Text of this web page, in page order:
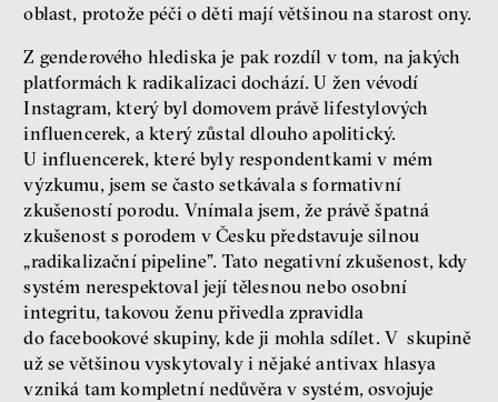
oblast, protože péči o děti mají většinou na starost ony.
Z genderového hlediska je pak rozdíl v tom, na jakých
platformách k radikalizaci dochází. U žen vévodí
Instagram, který byl domovem právě lifestylových
influencerek, a který zůstal dlouho apolitický.
U influencerek, které byly respondentkami v mém
výzkumu, jsem se často setkávala s formativní
zkušeností porodu. Vnímala jsem, že právě špatná
zkušenost s porodem v Česku představuje silnou
„radikalizační pipeline”. Tato negativní zkušenost, kdy
systém nerespektoval její tělesnou nebo osobní
integritu, takovou ženu přivedla zpravidla
do facebookové skupiny, kde ji mohla sdílet. V skupině
už se většinou vyskytovaly i nějaké antivax hlasya
vzniká tam kompletní nedůvěra v systém, osvojuje